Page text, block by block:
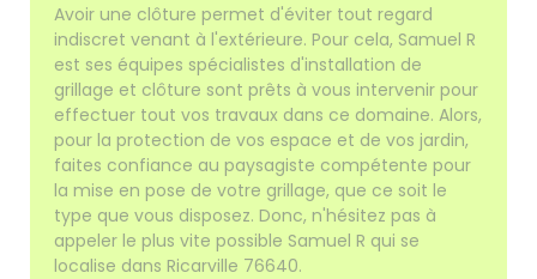
Avoir une clôture permet d'éviter tout regard
indiscret venant à l'extérieure. Pour cela, Samuel R
est ses équipes spécialistes d'installation de
grillage et clôture sont prêts à vous intervenir pour
effectuer tout vos travaux dans ce domaine. Alors,
pour la protection de vos espace et de vos jardin,
faites confiance au paysagiste compétente pour
la mise en pose de votre grillage, que ce soit le
type que vous disposez. Donc, n'hésitez pas à
appeler le plus vite possible Samuel R qui se
localise dans Ricarville 76640.